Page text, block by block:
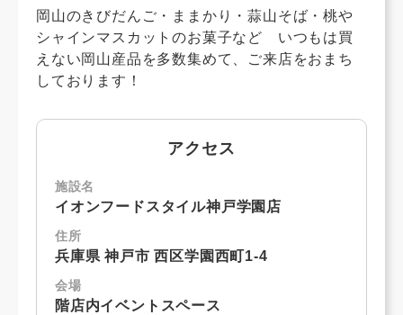
岡山のきびだんご・ままかり・蒜山そば・桃や
シャインマスカットのお菓子など いつもは買
えない岡山産品を多数集めて、ご来店をおまち
しております！
アクセス
施設名
イオンフードスタイル神戸学園店
住所
兵庫県 神戸市 西区学園西町1-4
会場
階店内イベントスペース